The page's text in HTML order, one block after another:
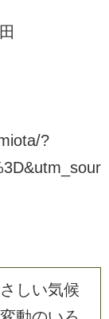
?
しい気候